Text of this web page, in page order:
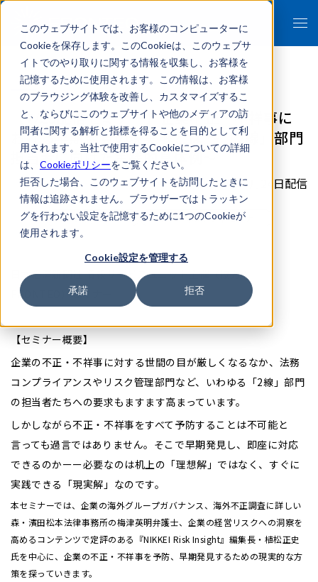
このウェブサイトでは、お客様のコンピューターに
Cookieを保存します。このCookieは、このウェブサ
イトでのやり取りに関する情報を収集し、お客様を
記憶するために使用されます。この情報は、お客様
のブラウジング体験を改善し、カスタマイズするこ
と、ならびにこのウェブサイトや他のメディアの訪
問者に関する解析と指標を得ることを目的として利
用されます。当社で使用するCookieについての詳細
は、 Cookieポリシーをご覧ください。
拒否した場合、このウェブサイトを訪問したときに
情報は追跡されません。ブラウザーではトラッキン
グを行わない設定を記憶するために1つのCookieが
使用されます。
Cookie設定を管理する
承諾 拒否
【7/25配信セミナー】企業不正・不祥事に
おける早期発見の現実解とは ～「2線」部門
担当者に向けた実践的具体例～
2025年07月24日配信
イベント/セミナー リスクマネジメントセミナー
日本経済新聞社 情報サービスユニット主催（協力：
FRONTEO）セミナー
【セミナー概要】
企業の不正・不祥事に対する世間の目が厳しくなるなか、法務
コンプライアンスやリスク管理部門など、いわゆる「2線」部門
の担当者たちへの要求もますます高まっています。
しかしながら不正・不祥事をすべて予防することは不可能と
言っても過言ではありません。そこで早期発見し、即座に対応
できるのかーー必要なのは机上の「理想解」ではなく、すぐに
実践できる「現実解」なのです。
本セミナーでは、企業の海外グループガバナンス、海外不正調査に詳しい
森・濱田松本法律事務所の梅津英明弁護士、企業の経営リスクへの洞察を
高めるコンテンツで定評のある『NIKKEI Risk Insight』編集長・植松正史
氏を中心に、企業の不正・不祥事を予防、早期発見するための現実的な方
策を探っていきます。